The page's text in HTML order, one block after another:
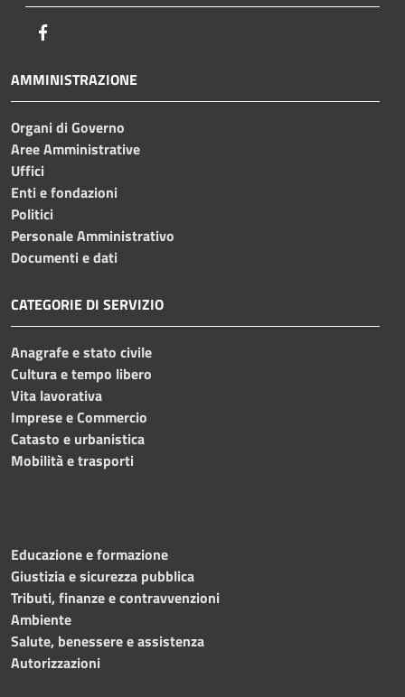
AMMINISTRAZIONE
Organi di Governo
Aree Amministrative
Uffici
Enti e fondazioni
Politici
Personale Amministrativo
Documenti e dati
CATEGORIE DI SERVIZIO
Anagrafe e stato civile
Cultura e tempo libero
Vita lavorativa
Imprese e Commercio
Catasto e urbanistica
Mobilità e trasporti
Educazione e formazione
Giustizia e sicurezza pubblica
Tributi, finanze e contravvenzioni
Ambiente
Salute, benessere e assistenza
Autorizzazioni